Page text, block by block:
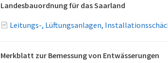
Landesbauordnung für das Saarland
Leitungs-, Lüftungsanlagen,
Merkblatt zur Bemessung von Entwässerungen